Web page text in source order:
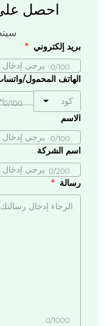
احصل
بريد إلكتروني
0/100
الهاتف المحمول/
كود
0/100
الاسم
0/100
اسم الشركة
0/200
رسالة
0/1000